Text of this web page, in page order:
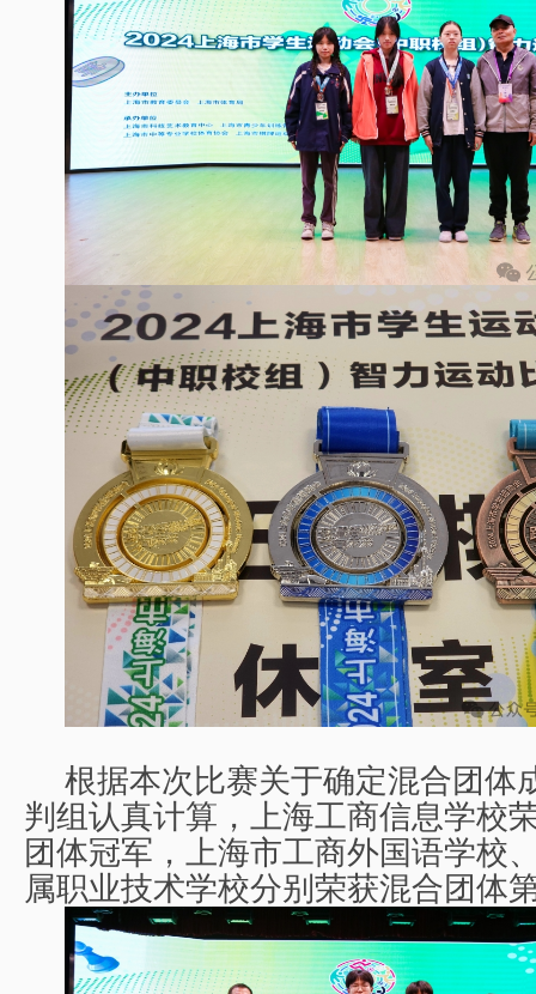
根据本次比赛关于确定混合团体
判组认真计算，上海工商信息学校
团体冠军，上海市工商外国语学校
属职业技术学校分别荣获混合团体